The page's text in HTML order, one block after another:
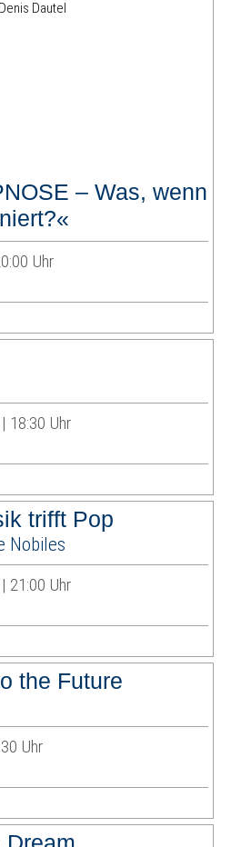
– Was, wenn
Uhr
18:30 Uhr
trifft Pop
Nobiles
21:00 Uhr
the Future
Uhr